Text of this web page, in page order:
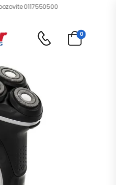
0117550500
0